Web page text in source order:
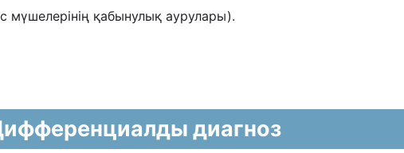
қабынулық аурулары).
диагноз